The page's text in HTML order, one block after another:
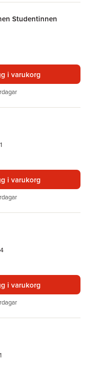
Studentinnen
i varukorg
i varukorg
i varukorg